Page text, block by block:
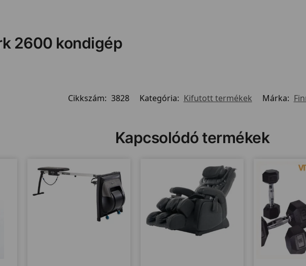
2600 kondigép
Cikkszám: 3828 Kategória: Kifutott termékek Márka:
Kapcsolódó termékek